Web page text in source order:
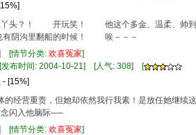
丫头？！ 开玩笑！ 他这个多金、温柔、帅
阴沟里翻船的时候！ 唉－－－
[情节分类: 欢喜冤家]
布时间: 2004-10-21] [人气: 308] [
- [15%]
营重责，但她却依然我行我素！是放任她继续
闪入他脑际──
[情节分类: 欢喜冤家]